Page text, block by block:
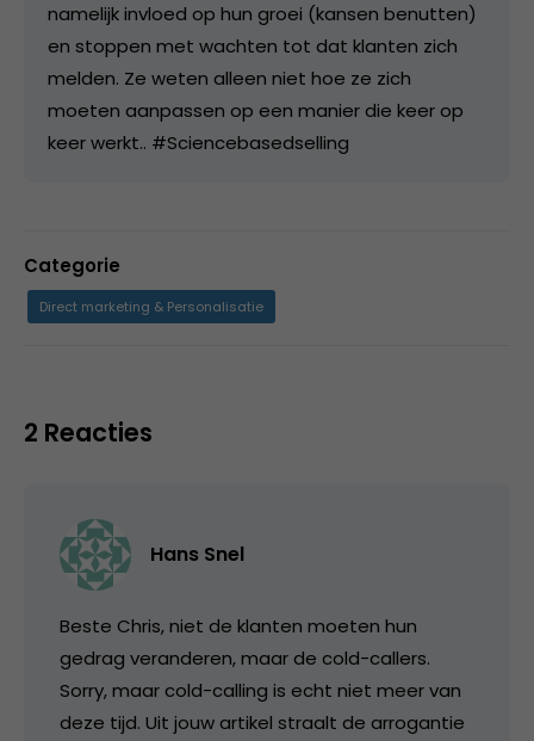
namelijk invloed op hun groei (kansen benutten)
en stoppen met wachten tot dat klanten zich
melden. Ze weten alleen niet hoe ze zich
moeten aanpassen op een manier die keer op
keer werkt.. #Sciencebasedselling
Categorie
Direct marketing & Personalisatie
2 Reacties
Hans Snel
Beste Chris, niet de klanten moeten hun
gedrag veranderen, maar de cold-callers.
Sorry, maar cold-calling is echt niet meer van
deze tijd. Uit jouw artikel straalt de arrogantie